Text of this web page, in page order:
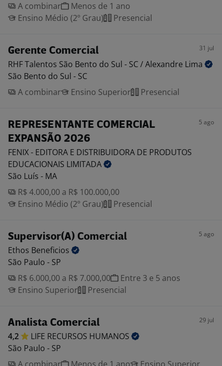
A combinar
Menos de 1 ano
Ensino Médio (2º Grau)
Presencial
Gerente Comercial 31 jul
RHF Talentos São Bento do Sul - SC / Alexandre Lima
São Bento do Sul - SC
A combinar
Ensino Superior Presencial
REPRESENTANTE COMERCIAL
EXPANSÃO 2026
5 ago
FENIX - EDITORA E DISTRIBUIDORA DE PRODUTOS
EDUCACIONAIS LIMITADA
São Luís - MA
R$ 4.000,00 a R$ 100.000,00
Ensino Médio (2º Grau)
Presencial
Supervisor(A) Comercial 5 ago
Ethos Beneficios
São Paulo - SP
R$ 6.000,00 a R$ 7.000,00
Entre 3 e 5 anos
Ensino Superior
Presencial
Analista Comercial 29 jul
4,2 LIFE RECURSOS HUMANOS
São Paulo - SP